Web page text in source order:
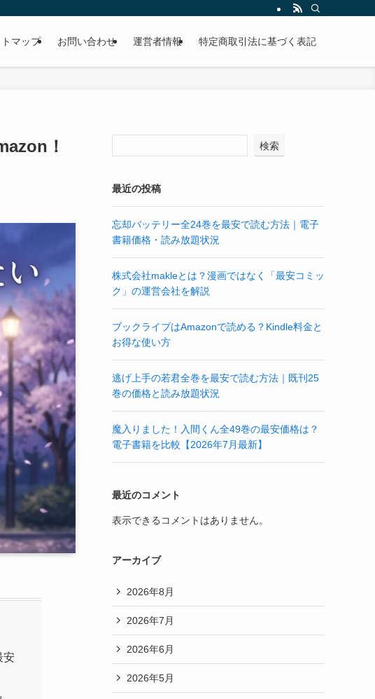
マップ お問い合わせ 運営者情報 特定商取引法に基づく表記
！
安
検索
最近の投稿
忘却バッテリー全24巻を最安で読む方法｜電子
書籍価格・読み放題状況
株式会社makleとは？漫画ではなく「最安コミッ
ク」の運営会社を解説
ブックライブはAmazonで読める？Kindle料金と
お得な使い方
逃げ上手の若君全巻を最安で読む方法｜既刊25
巻の価格と読み放題状況
魔入りました！入間くん全49巻の最安価格は？
電子書籍を比較【2026年7月最新】
最近のコメント
表示できるコメントはありません。
アーカイブ
2026年8月
2026年7月
2026年6月
2026年5月